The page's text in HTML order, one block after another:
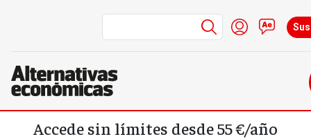
Pasar al contenido principal
Menú de
Iniciar
Accede sin límites desde 55 €/año